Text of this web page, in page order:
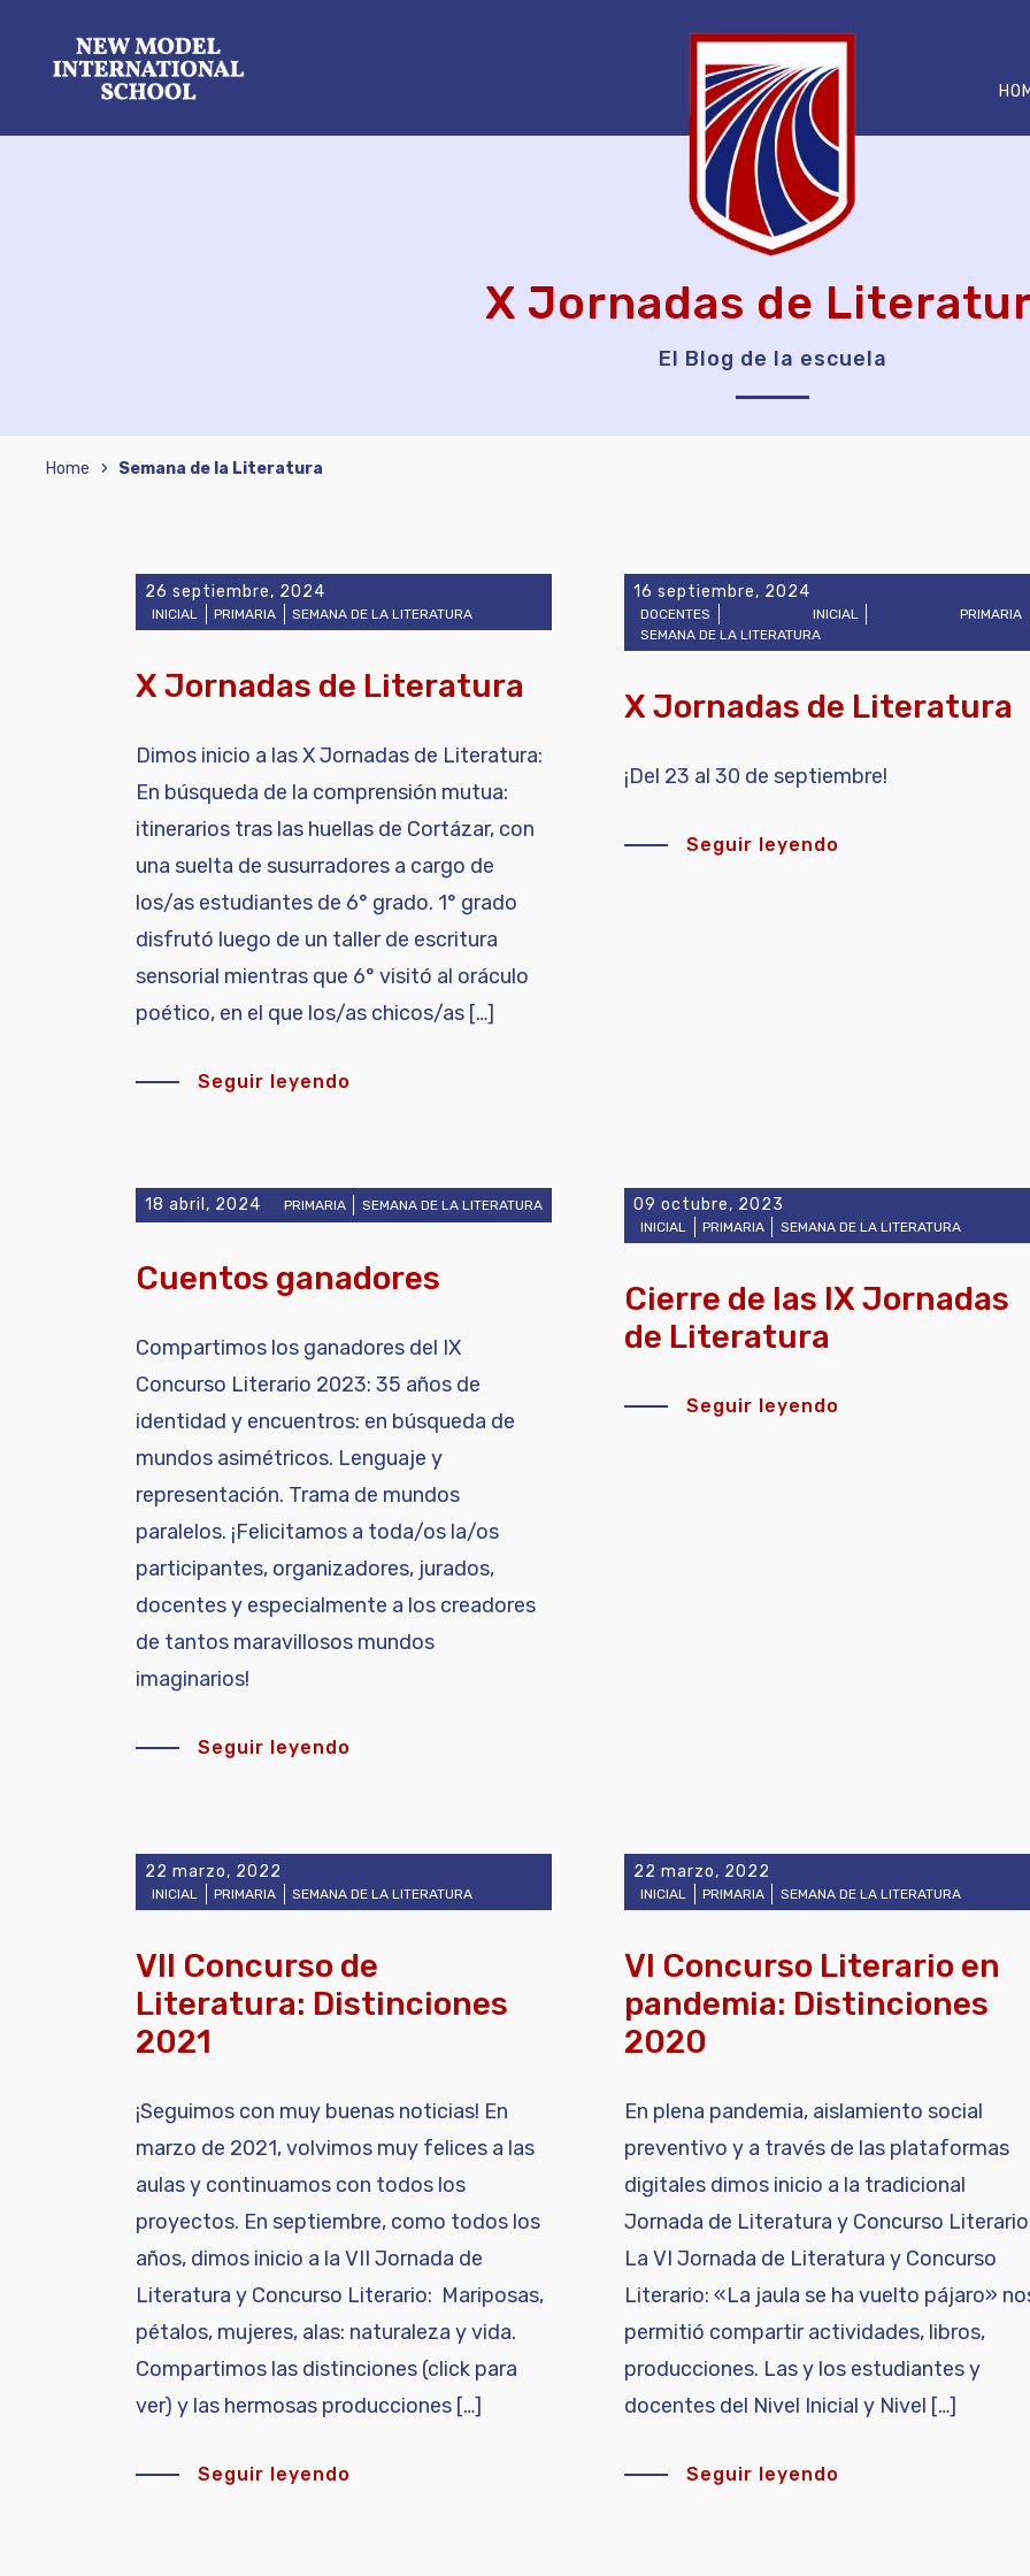
X Jornadas de
El Blog de la escuela
Home › Semana de la Literatura
26 septiembre, 2024
INICIAL PRIMARIA SEMANA DE LA LITERATURA
X Jornadas de Literatura
Dimos inicio a las X Jornadas de Literatura:
En búsqueda de la comprensión mutua:
itinerarios tras las huellas de Cortázar, con
una suelta de susurradores a cargo de
los/as estudiantes de 6° grado. 1° grado
disfrutó luego de un taller de escritura
sensorial mientras que 6° visitó al oráculo
poético, en el que los/as chicos/as […]
Seguir leyendo
16 septiembre, 2024
DOCENTES INICIAL
PRIMARIA
SEMANA DE LA LITERATURA
X Jornadas de Literatura
¡Del 23 al 30 de septiembre!
Seguir leyendo
18 abril, 2024 PRIMARIA SEMANA DE LA LITERATURA
Cuentos ganadores
Compartimos los ganadores del IX
Concurso Literario 2023: 35 años de
identidad y encuentros: en búsqueda de
mundos asimétricos. Lenguaje y
representación. Trama de mundos
paralelos. ¡Felicitamos a toda/os la/os
participantes, organizadores, jurados,
docentes y especialmente a los creadores
de tantos maravillosos mundos
imaginarios!
Seguir leyendo
09 octubre, 2023
INICIAL PRIMARIA SEMANA DE LA LITERATURA
Cierre de las IX Jornadas
de Literatura
Seguir leyendo
22 marzo, 2022
INICIAL PRIMARIA SEMANA DE LA LITERATURA
VII Concurso de
Literatura: Distinciones
2021
¡Seguimos con muy buenas noticias! En
marzo de 2021, volvimos muy felices a las
aulas y continuamos con todos los
proyectos. En septiembre, como todos los
años, dimos inicio a la VII Jornada de
Literatura y Concurso Literario: Mariposas,
pétalos, mujeres, alas: naturaleza y vida.
Compartimos las distinciones (click para
ver) y las hermosas producciones […]
Seguir leyendo
22 marzo, 2022
INICIAL PRIMARIA SEMANA DE LA LITERATURA
VI Concurso Literario en
pandemia: Distinciones
2020
En plena pandemia, aislamiento social
preventivo y a través de las plataformas
digitales dimos inicio a la tradicional
Jornada de Literatura y Concurso
La VI Jornada de Literatura y Concurso
Literario: «La jaula se ha vuelto pájaro»
permitió compartir actividades, libros,
producciones. Las y los estudiantes y
docentes del Nivel Inicial y Nivel […]
Seguir leyendo